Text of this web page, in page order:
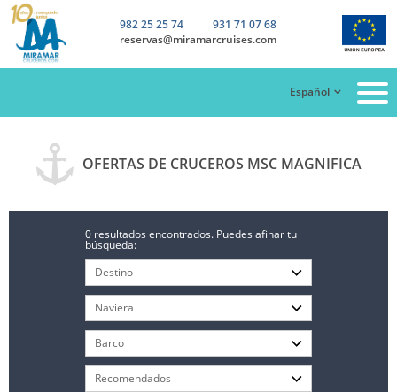
982 25 25 74
931 71 07 68
reservas@miramarcruises.com
Español
OFERTAS DE CRUCEROS MSC MAGNIFICA
0 resultados encontrados. Puedes afinar tu
búsqueda: